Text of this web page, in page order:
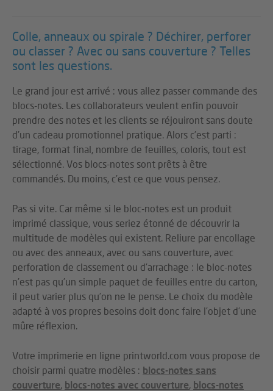
Colle, anneaux ou spirale ? Déchirer, perforer
ou classer ? Avec ou sans couverture ? Telles
sont les questions.
Le grand jour est arrivé : vous allez passer commande des
blocs-notes. Les collaborateurs veulent enfin pouvoir
prendre des notes et les clients se réjouiront sans doute
d’un cadeau promotionnel pratique. Alors c’est parti :
tirage, format final, nombre de feuilles, coloris, tout est
sélectionné. Vos blocs-notes sont prêts à être
commandés. Du moins, c’est ce que vous pensez.
Pas si vite. Car même si le bloc-notes est un produit
imprimé classique, vous seriez étonné de découvrir la
multitude de modèles qui existent. Reliure par encollage
ou avec des anneaux, avec ou sans couverture, avec
perforation de classement ou d’arrachage : le bloc-notes
n’est pas qu’un simple paquet de feuilles entre du carton,
il peut varier plus qu’on ne le pense. Le choix du modèle
adapté à vos propres besoins doit donc faire l’objet d’une
mûre réflexion.
Votre imprimerie en ligne printworld.com vous propose de
choisir parmi quatre modèles : blocs-notes sans
couverture, blocs-notes avec couverture, blocs-notes